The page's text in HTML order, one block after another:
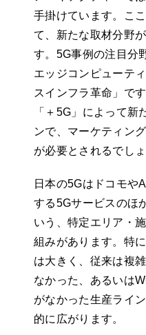
手掛けています。こ
て、新たな取材分野
す。5G事例の注目分
エッジコンピューテ
スインフラ革命」で
「＋5G」によって新
ンで、マーケティン
が必要とされるでしょ
日本の5Gはドコモや
する5Gサービスのほ
いう、特定エリア・
組みがあります。特
は大きく、従来は複
なかった、あるいは
がなかった生産ライ
的に広がります。